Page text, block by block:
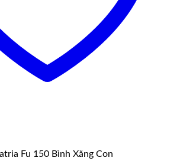
Fu 150 Bình Xăng Con